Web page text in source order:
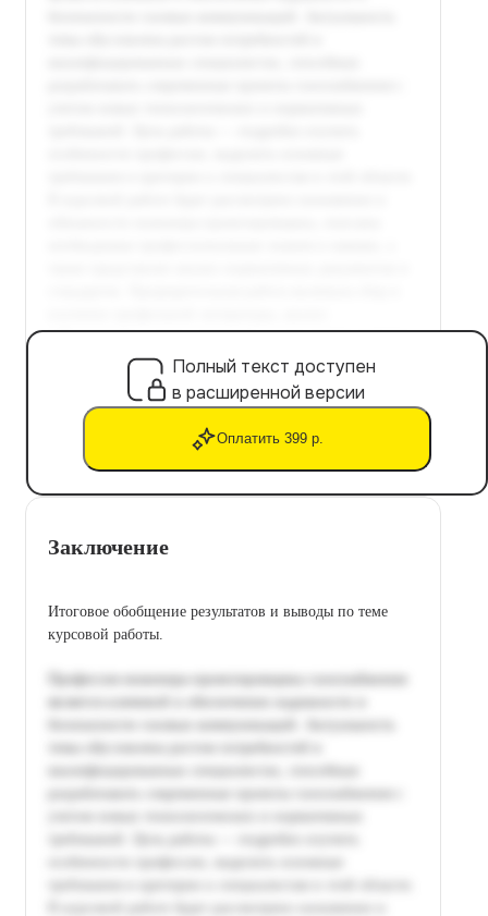
Полный текст доступен
в расширенной версии
Оплатить 399 р.
Заключение
Итоговое обобщение результатов и выводы по теме
курсовой работы.